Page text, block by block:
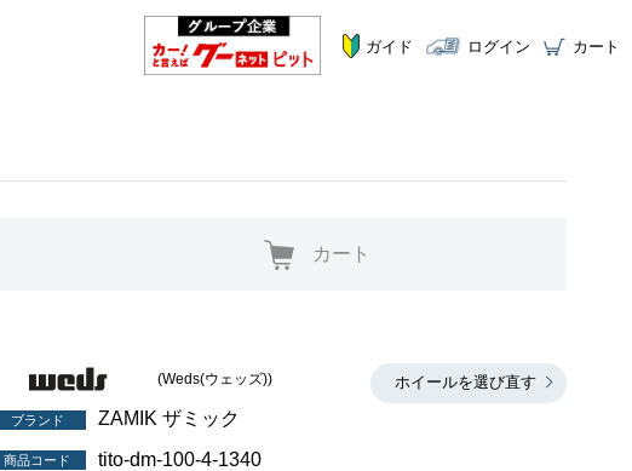
ガイド ログイン カート
カート
ホイールを選び直す
(Weds(ウェッズ))
ブランド ZAMIK ザミック
商品コード tito-dm-100-4-1340